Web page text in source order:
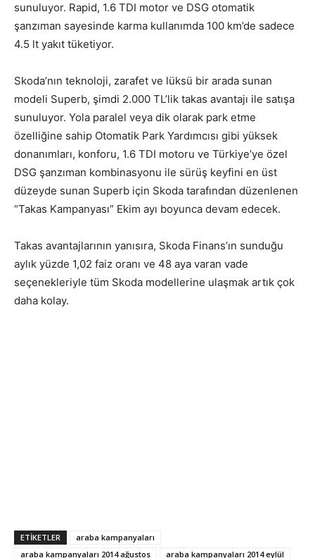
sunuluyor. Rapid, 1.6 TDI motor ve DSG otomatik
şanzıman sayesinde karma kullanımda 100 km’de sadece
4.5 lt yakıt tüketiyor.
Skoda’nın teknoloji, zarafet ve lüksü bir arada sunan
modeli Superb, şimdi 2.000 TL’lik takas avantajı ile satışa
sunuluyor. Yola paralel veya dik olarak park etme
özelliğine sahip Otomatik Park Yardımcısı gibi yüksek
donanımları, konforu, 1.6 TDI motoru ve Türkiye’ye özel
DSG şanzıman kombinasyonu ile sürüş keyfini en üst
düzeyde sunan Superb için Skoda tarafından düzenlenen
“Takas Kampanyası” Ekim ayı boyunca devam edecek.
Takas avantajlarının yanısıra, Skoda Finans’ın sunduğu
aylık yüzde 1,02 faiz oranı ve 48 aya varan vade
seçenekleriyle tüm Skoda modellerine ulaşmak artık çok
daha kolay.
ETIKETLER
araba kampanyaları
araba kampanyaları 2014 ağustos
araba kampanyaları 2014 eylül